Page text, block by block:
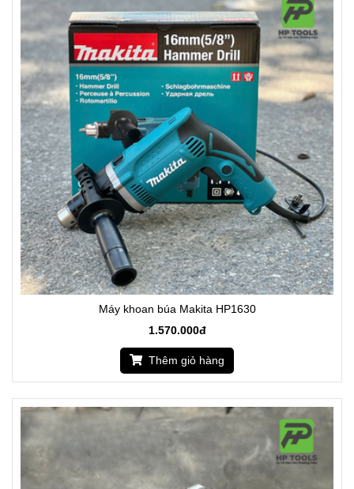
Máy khoan búa Makita HP1630
1.570.000đ
Thêm giỏ hàng